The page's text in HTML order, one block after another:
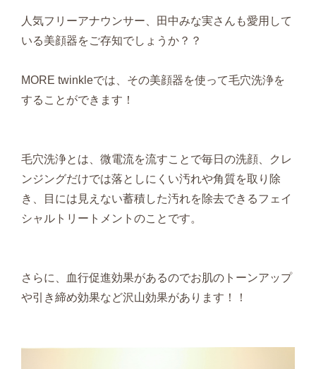
人気フリーアナウンサー、田中みな実さんも愛用して
いる美顔器をご存知でしょうか？？
MORE twinkleでは、その美顔器を使って毛穴洗浄を
することができます！
毛穴洗浄とは、微電流を流すことで毎日の洗顔、クレ
ンジングだけでは落としにくい汚れや角質を取り除
き、目には見えない蓄積した汚れを除去できるフェイ
シャルトリートメントのことです。
さらに、血行促進効果があるのでお肌のトーンアップ
や引き締め効果など沢山効果があります！！